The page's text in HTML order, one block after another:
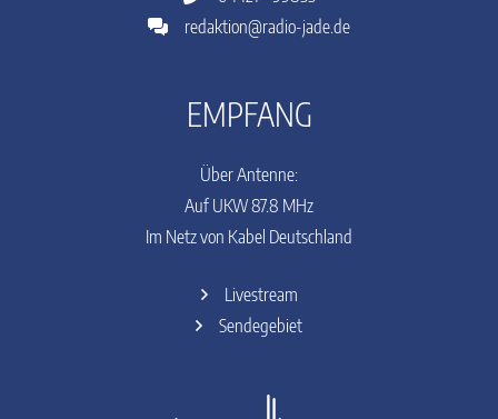
redaktion@radio-jade.de
EMPFANG
Über Antenne:
Auf UKW 87.8 MHz
Im Netz von Kabel Deutschland
Livestream
Sendegebiet